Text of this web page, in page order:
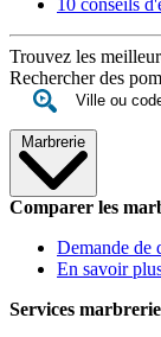
Trouvez les
Rechercher des
Marbrerie
Comparer les
Demande de
En savoir
Services marbrerie